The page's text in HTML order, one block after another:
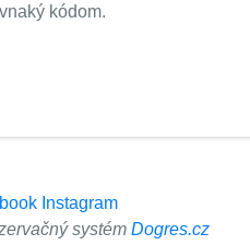
kódom.
Instagram
systém Dogres.cz